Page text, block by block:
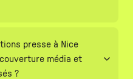
presse à Nice
média et
?